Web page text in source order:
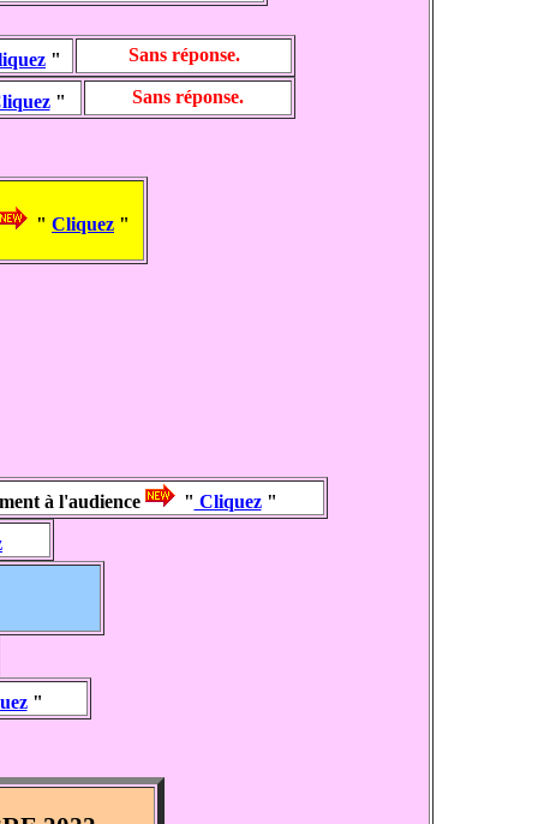
" Sans réponse.
" Sans réponse.
" Cliquez "
à l'audience " Cliquez"
"